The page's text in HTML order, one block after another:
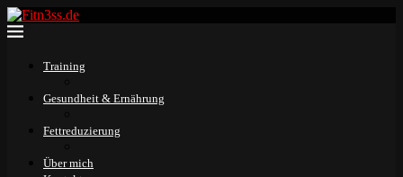
Training
Gesundheit & Ernährung
Fettreduzierung
Über mich